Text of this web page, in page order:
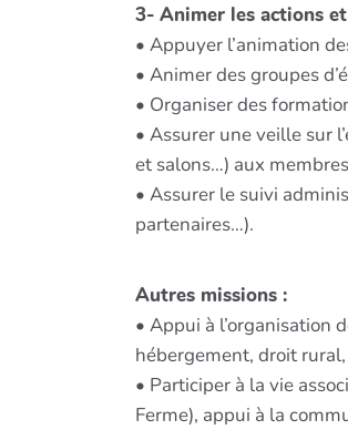
3- Animer les actions
• Appuyer l’animation
• Animer des groupes
• Organiser des
• Assurer une veille sur
et salons…) aux
• Assurer le suivi
partenaires…).
Autres missions :
• Appui à l’organisation
hébergement, droit
• Participer à la vie
Ferme), appui à la